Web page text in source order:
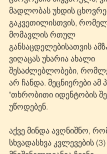
მადლობას უხდის
გაკვეთილისთვის,
მომავლის რთულ
განსაცდელებისათვის
ვიღაცას უხარია ახალი
შესაძლებლობები,
არ ჩანდა. მეცნიერები ამ
"თხრობითი იდენტობის
უწოდებენ.
აქვე მინდა ავღნიშნო,
სხვადასხვა კვლევების